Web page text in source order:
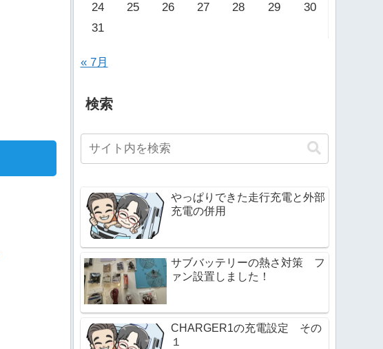
24
25 26 27 28 29
30
31
« 7月
検索
やっぱりできた走行充電と外部
充電の併用
サブバッテリーの熱さ対策 フ
ァン設置しました！
CHARGER1の充電設定 その
１